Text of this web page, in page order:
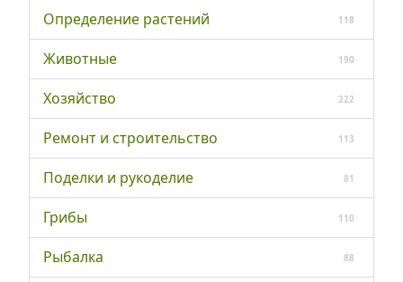
Определение растений 118
Животные 190
Хозяйство 222
Ремонт и строительство 113
Поделки и рукоделие 81
Грибы 110
Рыбалка 88